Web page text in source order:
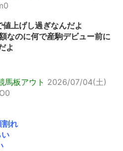
上げし過ぎなんだよ
なのに何で産駒デビュー前に
よ
馬板アウト 2026/07/04(土)
れ